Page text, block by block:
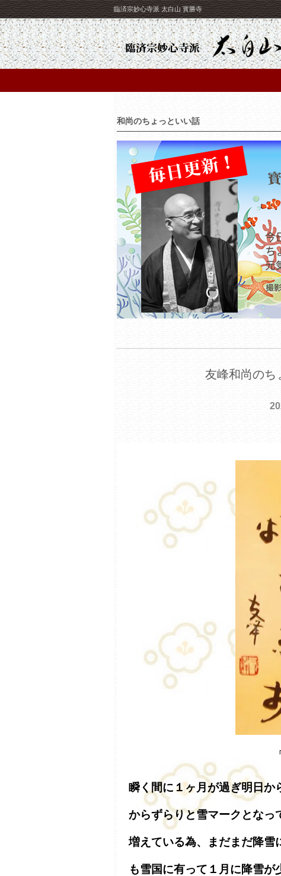
臨済宗妙心寺派 太白山 寳勝寺
和尚のちょっといい話
友峰和尚のち
瞬く間に１ヶ月が過ぎ明日か
からずらりと雪マークとなっ
増えている為、まだまだ降雪
も雪国に有って１月に降雪